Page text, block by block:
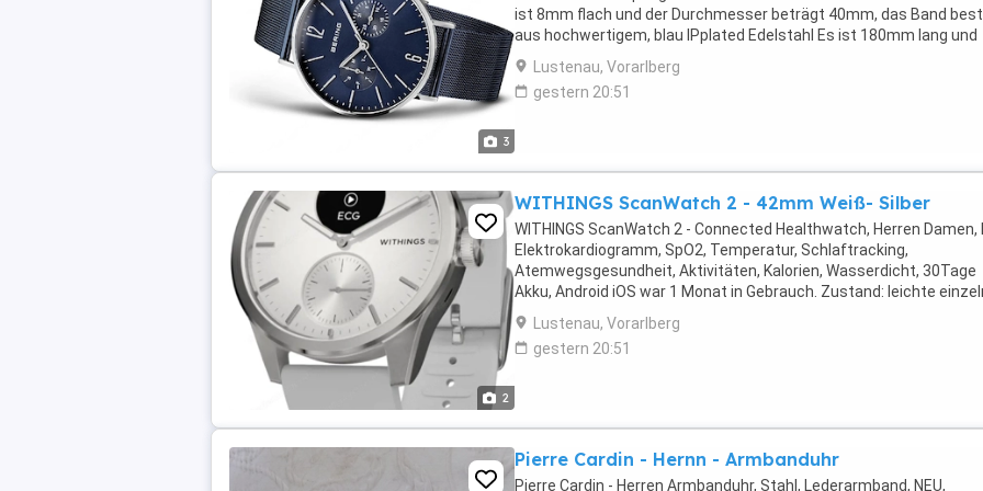
3
ist 8mm flach und der Durchmesser beträgt 40mm, das Band
aus hochwertigem, blau IPplated Edelstahl Es ist 180mm lang und
20mm breit. War ein Geschenk aber leider ...
Lustenau, Vorarlberg
gestern 20:51
2
WITHINGS ScanWatch 2 - 42mm Weiß- Silber
WITHINGS ScanWatch 2 - Connected Healthwatch, Herren Damen,
Elektrokardiogramm, SpO2, Temperatur, Schlaftracking,
Atemwegsgesundheit, Aktivitäten, Kalorien, Wasserdicht, 30Tage
Akku, Android iOS war 1 Monat in Gebrauch. Zustand: leichte
Gebrauchsspuren am Rahmen. Glas Wie Neu. Armband Neu ...
Lustenau, Vorarlberg
gestern 20:51
Pierre Cardin - Hernn - Armbanduhr
Pierre Cardin - Herren Armbanduhr, Stahl, Lederarmband, NEU,